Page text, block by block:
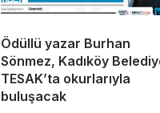
Ödüllü yazar Burhan
Sönmez, Kadıköy
TESAK’ta okurlarıyla
buluşacak